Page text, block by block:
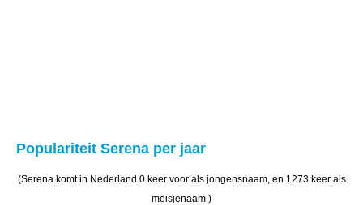
Populariteit Serena per jaar
(Serena komt in Nederland 0 keer voor als jongensnaam, en 1273 keer als
meisjenaam.)